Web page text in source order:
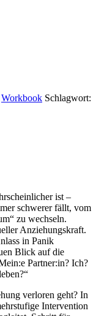
Workbook Schlagwort:
ist –
schwerer fällt, vom
zu wechseln.
Anziehungskraft.
in Panik
Blick auf die
Partner:in? Ich?
verloren geht? In
Intervention